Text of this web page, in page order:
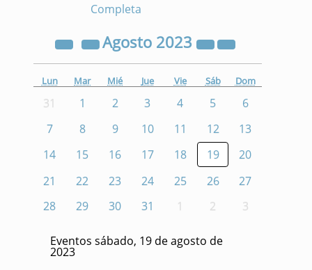
Completa
Agosto 2023
Lun Mar Mié Jue Vie Sáb Dom
31 1 2 3 4 5
6
7
8 9 10 11 12
13
14
15 16 17 18 19
20
21
22 23 24 25 26
27
28
29 30 31 1 2 3
Eventos sábado, 19 de agosto de
2023